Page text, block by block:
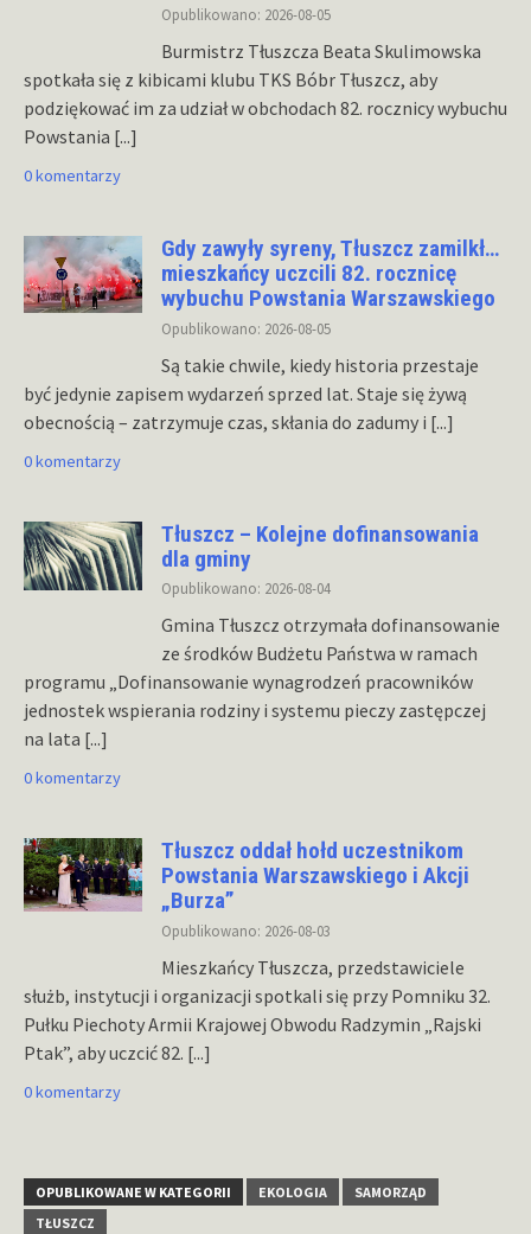
Opublikowano: 2026-08-05
Burmistrz Tłuszcza Beata Skulimowska
spotkała się z kibicami klubu TKS Bóbr Tłuszcz, aby
podziękować im za udział w obchodach 82. rocznicy wybuchu
Powstania [...]
0 komentarzy
Gdy zawyły syreny, Tłuszcz zamilkł…
mieszkańcy uczcili 82. rocznicę
wybuchu Powstania Warszawskiego
Opublikowano: 2026-08-05
Są takie chwile, kiedy historia przestaje
być jedynie zapisem wydarzeń sprzed lat. Staje się żywą
obecnością – zatrzymuje czas, skłania do zadumy i [...]
0 komentarzy
Tłuszcz – Kolejne dofinansowania
dla gminy
Opublikowano: 2026-08-04
Gmina Tłuszcz otrzymała dofinansowanie
ze środków Budżetu Państwa w ramach
programu „Dofinansowanie wynagrodzeń pracowników
jednostek wspierania rodziny i systemu pieczy zastępczej
na lata [...]
0 komentarzy
Tłuszcz oddał hołd uczestnikom
Powstania Warszawskiego i Akcji
„Burza”
Opublikowano: 2026-08-03
Mieszkańcy Tłuszcza, przedstawiciele
służb, instytucji i organizacji spotkali się przy Pomniku 32.
Pułku Piechoty Armii Krajowej Obwodu Radzymin „Rajski
Ptak”, aby uczcić 82. [...]
0 komentarzy
OPUBLIKOWANE W KATEGORII EKOLOGIA
SAMORZĄD
TŁUSZCZ